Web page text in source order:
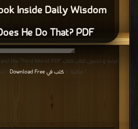
Inside Daily Wisdom
He Do That? PDF
| مكتبة > كتب في Download Free |